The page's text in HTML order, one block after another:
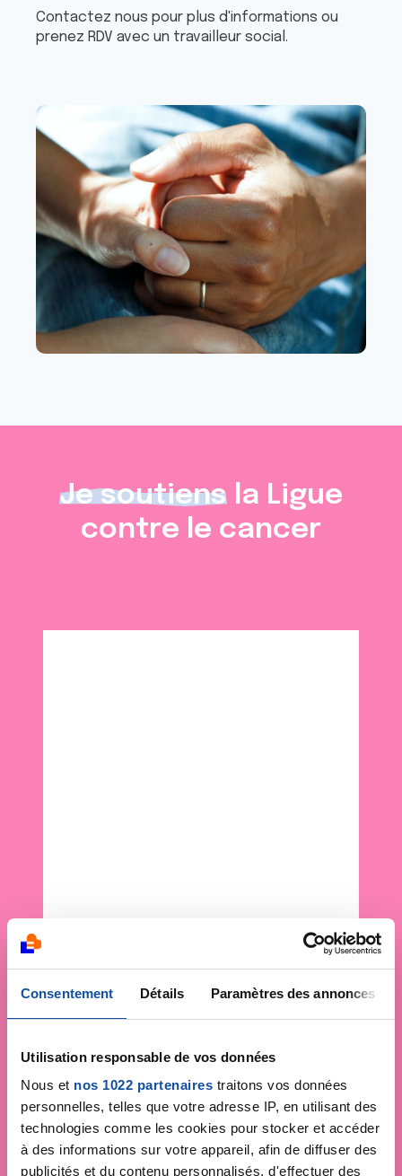
Consentement Détails Paramètres des annonces
Utilisation responsable de vos données
Nous et nos 1022 partenaires traitons vos données
personnelles, telles que votre adresse IP, en utilisant des
technologies comme les cookies pour stocker et accéder
à des informations sur votre appareil, afin de diffuser des
publicités et du contenu personnalisés, d'effectuer des
Contactez nous pour plus d'informations ou
prenez RDV avec un travailleur social.
Je soutiens la Ligue
contre le cancer